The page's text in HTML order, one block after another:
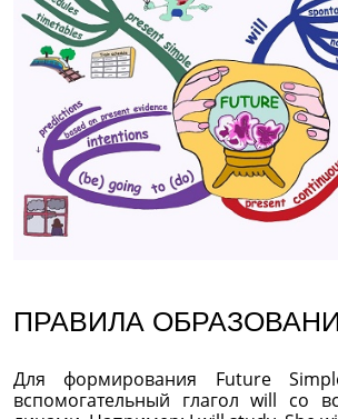
ПРАВИЛА
Для формирования Future
вспомогательный глагол will со